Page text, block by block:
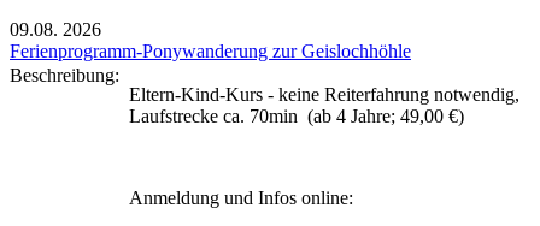
09.08. 2026
Ferienprogramm-Ponywanderung zur Geislochhöhle
Beschreibung:
Eltern-Kind-Kurs - keine Reiterfahrung notwendig,
Laufstrecke ca. 70min (ab 4 Jahre; 49,00 €)
Anmeldung und Infos online: